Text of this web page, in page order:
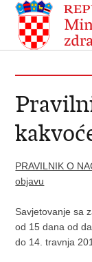
PRAVILNIK O
objavu
Savjetovanje sa
od 15 dana od
do 14. travnja